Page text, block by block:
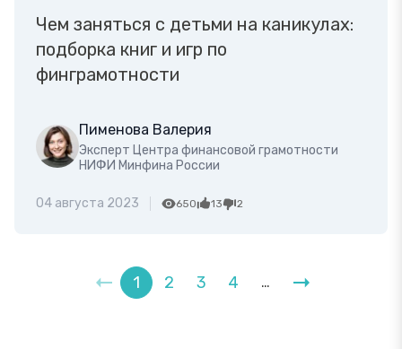
Чем заняться с детьми на каникулах:
подборка книг и игр по
финграмотности
Пименова Валерия
Эксперт Центра финансовой грамотности
НИФИ Минфина России
04 августа 2023 650 13 2
1 2 3 4 …